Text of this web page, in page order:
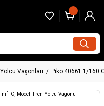
Yolcu Vagonları Piko 40661 1/160